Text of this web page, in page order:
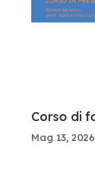
Corso di
Mag 13, 2026